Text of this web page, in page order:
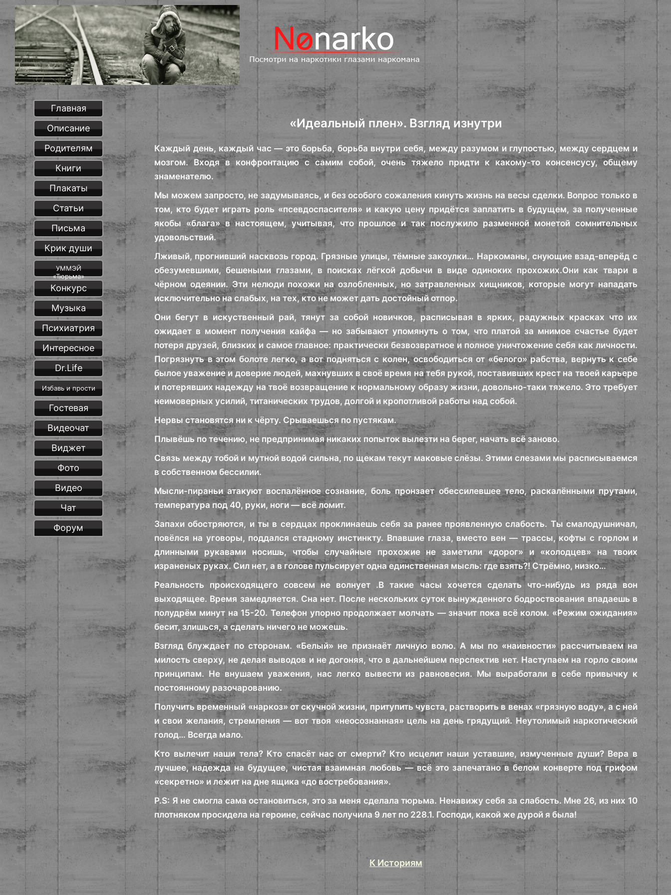
«Идеальный плен». Взгляд изнутри
Каждый день, каждый час — это борьба, борьба внутри себя, между разумом и глупостью, между сердцем и
мозгом. Входя в конфронтацию с самим собой, очень тяжело придти к какому-то консенсусу, общему
знаменателю.
Мы можем запросто, не задумываясь, и без особого сожаления кинуть жизнь на весы сделки. Вопрос только в
том, кто будет играть роль «псевдоспасителя» и какую цену придётся заплатить в будущем, за полученные
якобы «блага» в настоящем, учитывая, что прошлое и так послужило разменной монетой сомнительных
удовольствий.
Лживый, прогнивший насквозь город. Грязные улицы, тёмные закоулки… Наркоманы, снующие взад-вперёд с
обезумевшими, бешеными глазами, в поисках лёгкой добычи в виде одиноких прохожих.Они как твари в
чёрном одеянии. Эти нелюди похожи на озлобленных, но затравленных хищников, которые могут нападать
исключительно на слабых, на тех, кто не может дать достойный отпор.
Они бегут в искуственный рай, тянут за собой новичков, расписывая в ярких, радужных красках что их
ожидает в момент получения кайфа — но забывают упомянуть о том, что платой за мнимое счастье будет
потеря друзей, близких и самое главное: практически безвозвратное и полное уничтожение себя как личности.
Погрязнуть в этом болоте легко, а вот подняться с колен, освободиться от «белого» рабства, вернуть к себе
былое уважение и доверие людей, махнувших в своё время на тебя рукой, поставивших крест на твоей карьере
и потерявших надежду на твоё возвращение к нормальному образу жизни, довольно-таки тяжело. Это требует
неимоверных усилий, титанических трудов, долгой и кропотливой работы над собой.
Нервы становятся ни к чёрту. Срываешься по пустякам.
Плывёшь по течению, не предпринимая никаких попыток вылезти на берег, начать всё заново.
Связь между тобой и мутной водой сильна, по щекам текут маковые слёзы. Этими слезами мы расписываемся
в собственном бессилии.
Мысли-пираньи атакуют воспалённое сознание, боль пронзает обессилевшее тело, раскалёнными прутами,
температура под 40, руки, ноги — всё ломит.
Запахи обостряются, и ты в сердцах проклинаешь себя за ранее проявленную слабость. Ты смалодушничал,
повёлся на уговоры, поддался стадному инстинкту. Впавшие глаза, вместо вен — трассы, кофты с горлом и
длинными рукавами носишь, чтобы случайные прохожие не заметили «дорог» и «колодцев» на твоих
израненых руках. Сил нет, а в голове пульсирует одна единственная мысль: где взять?! Стрёмно, низко…
Реальность происходящего совсем не волнует .В такие часы хочется сделать что-нибудь из ряда вон
выходящее. Время замедляется. Сна нет. После нескольких суток вынужденного бодроствования впадаешь в
полудрём минут на 15-20. Телефон упорно продолжает молчать — значит пока всё колом. «Режим ожидания»
бесит, злишься, а сделать ничего не можешь.
Взгляд блуждает по сторонам. «Белый» не признаёт личную волю. А мы по «наивности» рассчитываем на
милость сверху, не делая выводов и не догоняя, что в дальнейшем перспектив нет. Наступаем на горло своим
принципам. Не внушаем уважения, нас легко вывести из равновесия. Мы выработали в себе привычку к
постоянному разочарованию.
Получить временный «наркоз» от скучной жизни, притупить чувста, растворить в венах «грязную воду», а с ней
и свои желания, стремления — вот твоя «неосознанная» цель на день грядущий. Неутолимый наркотический
голод… Всегда мало.
Кто вылечит наши тела? Кто спасёт нас от смерти? Кто исцелит наши уставшие, измученные души? Вера в
лучшее, надежда на будущее, чистая взаимная любовь — всё это запечатано в белом конверте под грифом
«секретно» и лежит на дне ящика «до востребования».
P.S: Я не смогла сама остановиться, это за меня сделала тюрьма. Ненавижу себя за слабость. Мне 26, из них 10
плотняком просидела на героине, сейчас получила 9 лет по 228.1. Господи, какой же дурой я была!
К Историям
Главная
Описание
Родителям
Книги
Плакаты
Статьи
Письма
Крик души
УММЭЙ
«Тюрьма»
Конкурс
Музыка
Психиатрия
Интересное
Dr.Life
Избавь и прости
Гостевая
Видеочат
Виджет
Фото
Видео
Чат
Форум